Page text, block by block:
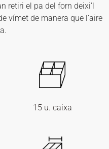
retiri el pa del forn deixi’l
vímet de manera que l’aire
15 u. caixa